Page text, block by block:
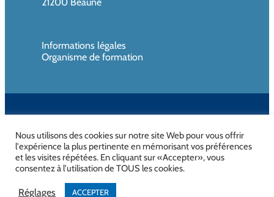
Informations légales
Organisme de formation
No Result
Nous utilisons des cookies sur notre site Web pour vous offrir
l'expérience la plus pertinente en mémorisant vos préférences
et les visites répétées. En cliquant sur «Accepter», vous
consentez à l'utilisation de TOUS les cookies.
Réglages ACCEPTER